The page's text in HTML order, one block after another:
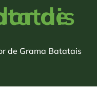
Batatais
de Grama Batatais